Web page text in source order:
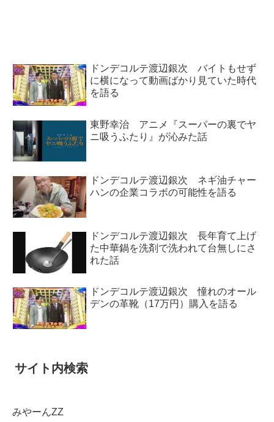
ドンデコルテ渡辺銀次 バイトもせず
に横になって動画ばかり見ていた時代
を語る
東野幸治 アニメ『スーパーの裏でヤ
ニ吸うふたり』が沁みた話
ドンデコルテ渡辺銀次 ネギ油チャー
ハンの企業コラボの可能性を語る
ドンデコルテ渡辺銀次 長年育て上げ
た中華鍋を洗剤で洗われて台無しにさ
れた話
ドンデコルテ渡辺銀次 憧れのオール
デンの革靴（17万円）購入を語る
サイト内検索
みやーんZZ